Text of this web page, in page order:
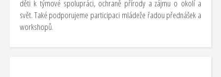
děti k týmové spolupráci, ochraně přírody a zájmu o okolí a
svět. Také podporujeme participaci mládeže řadou přednášek a
workshopů.